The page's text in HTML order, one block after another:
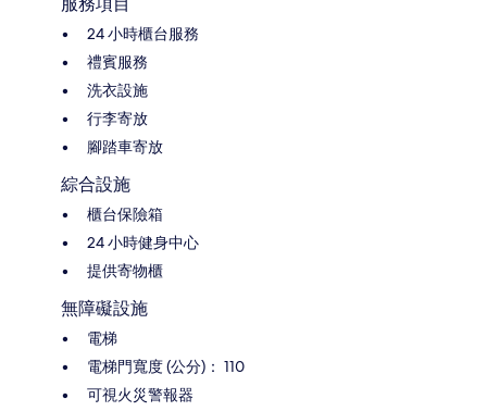
24 小時櫃台服務
禮賓服務
洗衣設施
行李寄放
腳踏車寄放
綜合設施
櫃台保險箱
24 小時健身中心
提供寄物櫃
無障礙設施
電梯
電梯門寬度 (公分)： 110
可視火災警報器